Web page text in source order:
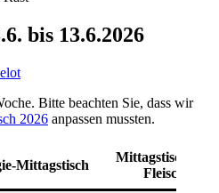
bis 13.6.2026
Bitte beachten Sie, dass wir
2026 anpassen mussten.
Mittagstisch
Mittagstisch mit
Fleisch